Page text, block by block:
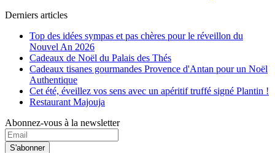
Derniers articles
Top des idées sympas et pas chères pour le réveillon du
Nouvel An 2026
Cadeaux de Noël du Palais des Thés
Cadeaux tisanes gourmandes Provence d'Antan pour un Noël
Authentique
Cet été, éveillez vos sens avec un apéritif truffé signé Plantin !
Restaurant Majouja
Abonnez-vous à la newsletter
S'abonner